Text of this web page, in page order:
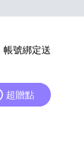
帳號綁定送
超贈點